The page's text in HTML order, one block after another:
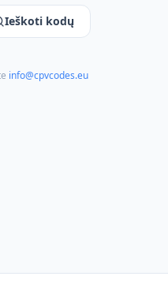
Ieškoti kodų
info@cpvcodes.eu